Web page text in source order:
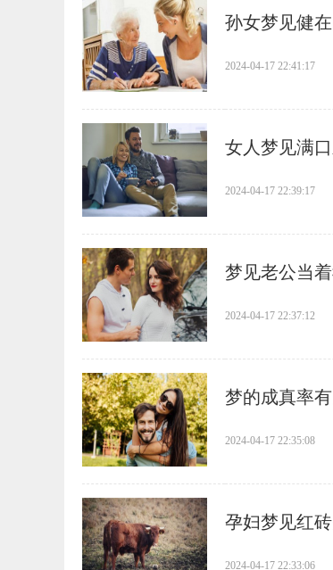
孙女梦见健
2024-04-17 22:41:17
女人梦见满
2024-04-17 22:39:17
梦见老公当
2024-04-17 22:37:12
梦的成真率
2024-04-17 22:35:08
孕妇梦见红
2024-04-17 22:33:06